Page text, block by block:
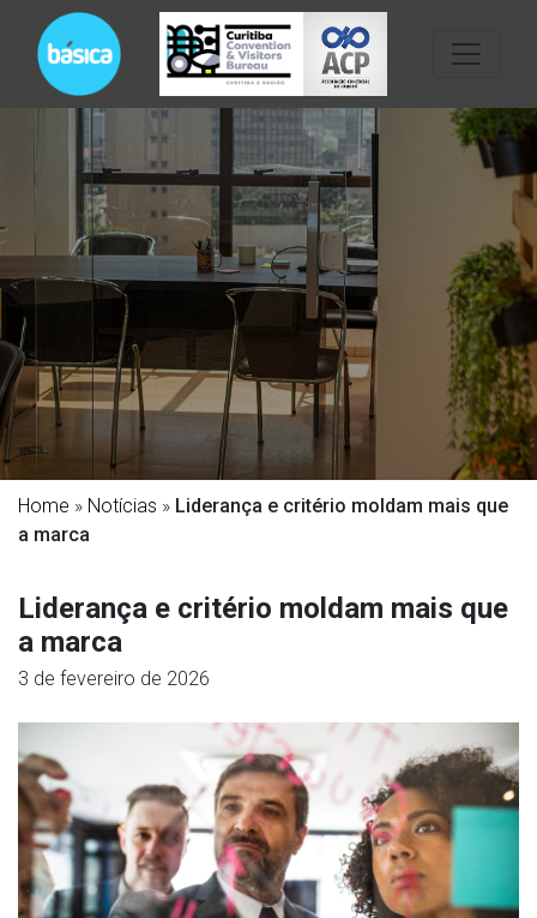
Home » Notícias » Liderança e critério moldam mais que
a marca
Liderança e critério moldam mais que
a marca
3 de fevereiro de 2026